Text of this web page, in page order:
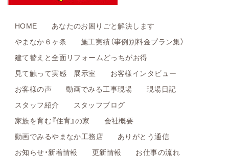
HOME
あなたのお困りごと解決します
やまなか６ヶ条
施工実績（事例別料金プラン集）
建て替えと全面リフォームどっちがお得
見て触って実感 展示室
お客様インタビュー
お客様の声
動画でみる工事現場
現場日記
スタッフ紹介
スタッフブログ
家族を育む『住育』の家
会社概要
動画でみるやまなか工務店
ありがとう通信
お知らせ・新着情報
更新情報
お仕事の流れ